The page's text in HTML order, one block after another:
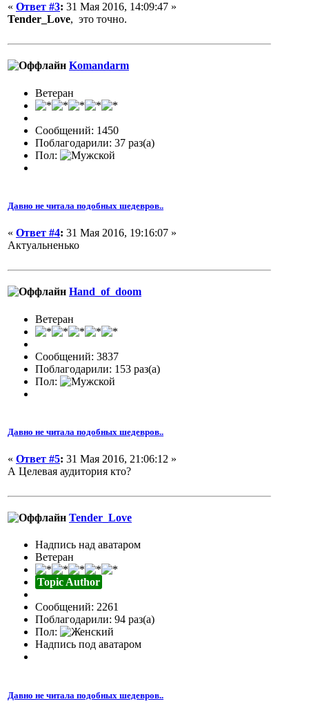
« Ответ #3: 31 Мая 2016, 14:09:47 »
Tender_Love, это точно.
Komandarm
Ветеран
Сообщений: 1450
Поблагодарили: 37 раз(а)
Пол:
Давно не читала подобных шедевров..
« Ответ #4: 31 Мая 2016, 19:16:07 »
Актуальненько
Hand_of_doom
Ветеран
Сообщений: 3837
Поблагодарили: 153 раз(а)
Пол:
Давно не читала подобных шедевров..
« Ответ #5: 31 Мая 2016, 21:06:12 »
А Целевая аудитория кто?
Tender_Love
Надпись над аватаром
Ветеран
Topic Author
Сообщений: 2261
Поблагодарили: 94 раз(а)
Пол:
Надпись под аватаром
Давно не читала подобных шедевров..